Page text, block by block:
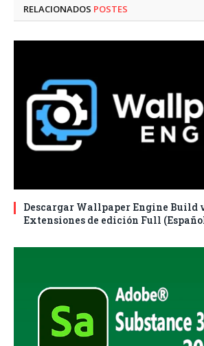
RELACIONADOS POSTES
Descargar Wallpaper Engine Build
Extensiones de edición Full